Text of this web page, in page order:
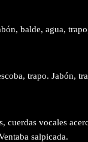
balde, agua,
trapo. Jabón,
cuerdas vocales
salpicada.